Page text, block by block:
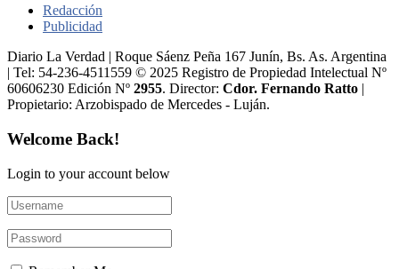
Redacción
Publicidad
Diario La Verdad | Roque Sáenz Peña 167 Junín, Bs. As. Argentina
| Tel: 54-236-4511559 © 2025 Registro de Propiedad Intelectual Nº
60606230 Edición Nº 2955. Director:​ Cdor. Fernando Ratto |
Propietario:​ Arzobispado de Mercedes - Luján.
Welcome Back!
Login to your account below